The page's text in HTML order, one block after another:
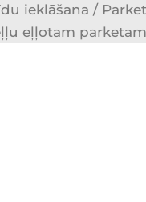
ieklāšana /
eļļotam parketam